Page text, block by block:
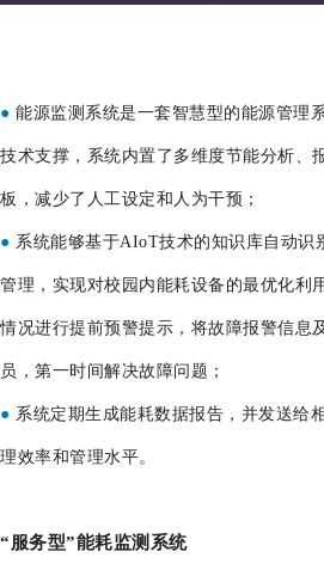
● 能源监测系统是一套智慧型的能源管理
技术支撑，系统内置了多维度节能分析、
板，减少了人工设定和人为干预；
● 系统能够基于AIoT技术的知识库自动识
管理，实现对校园内能耗设备的最优化利
情况进行提前预警提示，将故障报警信息
员，第一时间解决故障问题；
● 系统定期生成能耗数据报告，并发送给
理效率和管理水平。
“服务型”能耗监测系统